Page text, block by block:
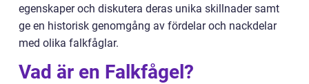
egenskaper och diskutera deras unika skillnader samt
ge en historisk genomgång av fördelar och nackdelar
med olika falkfåglar.
Vad är en Falkfågel?